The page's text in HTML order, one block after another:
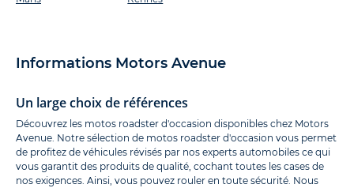
Informations Motors Avenue
Un large choix de références
Découvrez les motos roadster d'occasion disponibles chez Motors
Avenue. Notre sélection de motos roadster d'occasion vous permet
de profitez de véhicules révisés par nos experts automobiles ce qui
vous garantit des produits de qualité, cochant toutes les cases de
nos exigences. Ainsi, vous pouvez rouler en toute sécurité. Nous